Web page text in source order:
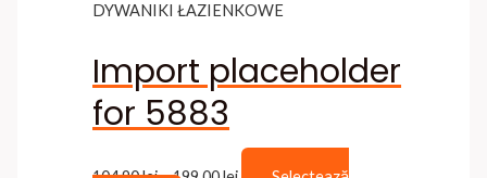
DYWANIKI ŁAZIENKOWE
Import placeholder
for 5883